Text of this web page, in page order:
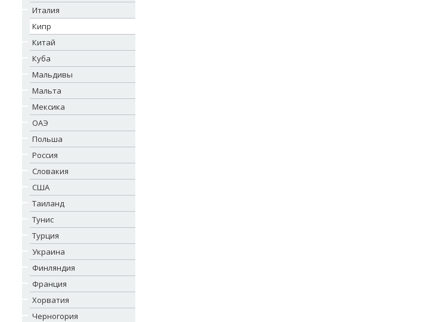
Италия
Кипр
Китай
Куба
Мальдивы
Мальта
Мексика
ОАЭ
Польша
Россия
Словакия
США
Таиланд
Тунис
Турция
Украина
Финляндия
Франция
Хорватия
Черногория